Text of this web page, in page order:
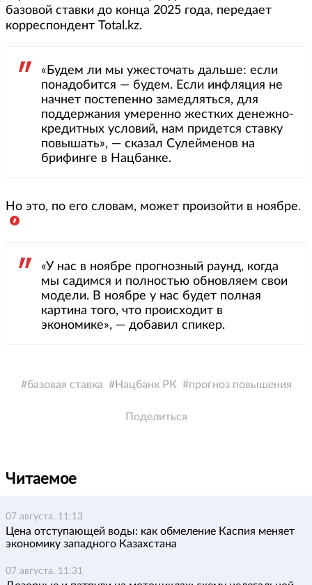
базовой ставки до конца 2025 года, передает
корреспондент Total.kz.
«Будем ли мы ужесточать дальше: если
понадобится — будем. Если инфляция не
начнет постепенно замедляться, для
поддержания умеренно жестких денежно-
кредитных условий, нам придется ставку
повышать», — сказал Сулейменов на
брифинге в Нацбанке.
Но это, по его словам, может произойти в ноябре.
«У нас в ноябре прогнозный раунд, когда
мы садимся и полностью обновляем свои
модели. В ноябре у нас будет полная
картина того, что происходит в
экономике», — добавил спикер.
базовая ставка Нацбанк РК прогноз повышения
Поделиться
Читаемое
07 августа, 11:13
Цена отступающей воды: как обмеление Каспия меняет
экономику западного Казахстана
07 августа, 11:31